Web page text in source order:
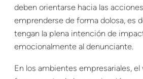
deben orientarse hacia las
emprenderse de forma dolosa, es
tengan la plena intención de
emocionalmente al denunciante.
En los ambientes empresariales,